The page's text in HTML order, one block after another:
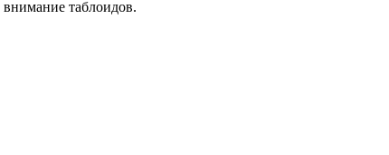
таблоидов.